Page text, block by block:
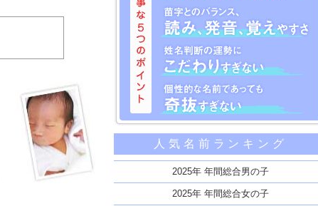
名づけに大事な5つのポイント
命名に親の責任を自覚する
名前は子供への愛情や願いの結晶
苗字とのバランス、読み、発音、覚えやすさ
姓名判断の運勢にこだわりすぎない
人気名前ランキング
2025年 年間総合男の子
2025年 年間総合女の子